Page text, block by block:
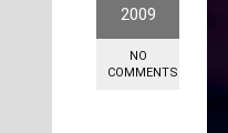
2009
NO
COMMENTS